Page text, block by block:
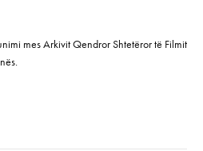
mes Arkivit Qendror Shtetëror të Filmit